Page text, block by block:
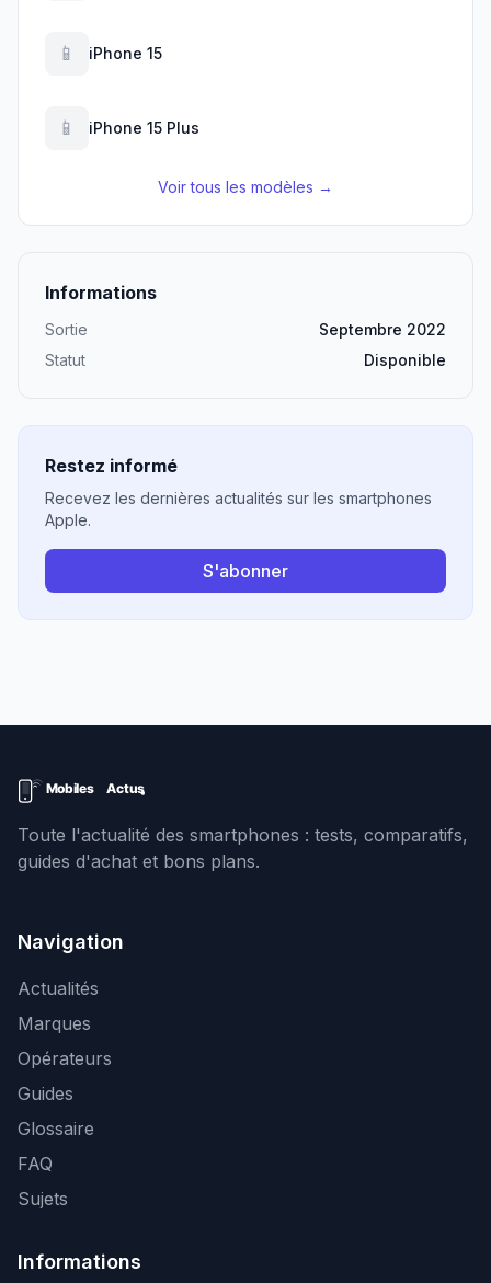
📱 iPhone 15
📱 iPhone 15 Plus
Voir tous les modèles →
Informations
Sortie
Septembre 2022
Statut
Disponible
Restez informé
Recevez les dernières actualités sur les smartphones
Apple.
S'abonner
Toute l'actualité des smartphones : tests, comparatifs,
guides d'achat et bons plans.
Navigation
Actualités
Marques
Opérateurs
Guides
Glossaire
FAQ
Sujets
Informations